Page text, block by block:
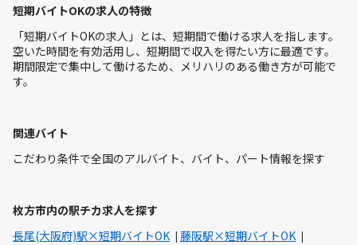
短期バイトOKの求人の特徴
「短期バイトOKの求人」とは、短期間で働ける求人を指します。
空いた時間を有効活用し、短期間で収入を得たい方に最適です。
期間限定で集中して働けるため、メリハリのある働き方が可能で
す。
関連バイト
こだわり条件で全国のアルバイト、バイト、パート情報を探す
枚方市内の駅チカ求人を探す
長尾(大阪府)駅×短期バイトOK
藤阪駅×短期バイトOK